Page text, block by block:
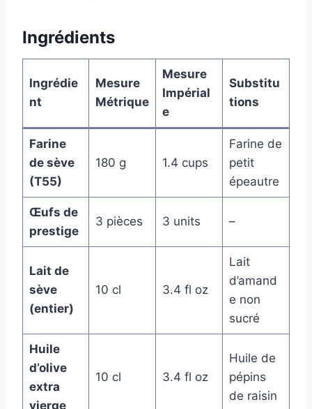
Ingrédients
Ingrédie
nt
Mesure
Métrique
Mesure
Impérial
e
Substitu
tions
Farine
de sève
(T55)
180 g 1.4 cups
Farine de
petit
épeautre
Œufs de
prestige
3 pièces 3 units –
Lait de
sève
(entier)
10 cl 3.4 fl oz
Lait
d’amand
e non
sucré
Huile
d’olive
extra
vierge
10 cl 3.4 fl oz
Huile de
pépins
de raisin